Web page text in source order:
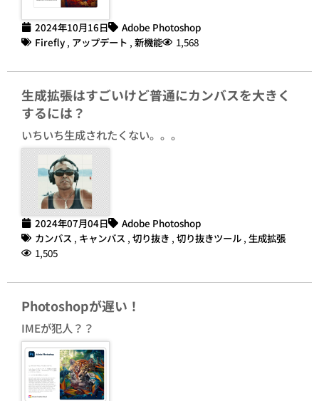
2024年10月16日
Adobe Photoshop
Firefly , アップデート , 新機能 1,568
生成拡張はすごいけど普通にカンバスを大きく
するには？
いちいち生成されたくない。。。
2024年07月04日
Adobe Photoshop
カンバス , キャンバス , 切り抜き , 切り抜きツール , 生成拡張
1,505
Photoshopが遅い！
IMEが犯人？？